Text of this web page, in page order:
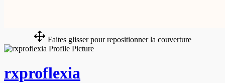
Faites glisser pour repositionner la couverture
rxproflexia